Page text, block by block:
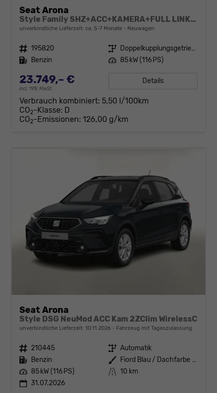
Seat Arona
Style Family SHZ+ACC+KAMERA+FULL LINK+KLIMA+LED+16" ALU
unverbindliche Lieferzeit: ca. 5-7 Monate Neuwagen
Fahrzeugnr. 195820 Getriebe
Doppelkupplungsgetriebe (DSG)
Kraftstoff Benzin Leistung 85 kW (116 PS)
23.749,– €
incl. 19% MwSt.
Details
Verbrauch kombiniert: 5,50 l/100km
CO2-Klasse: D
CO2-Emissionen: 126,00 g/km
Seat Arona
Style DSG NeuMod ACC Kam 2ZClim WirelessC
unverbindliche Lieferzeit: 10.11.2026 Fahrzeug mit Tageszulassung
Fahrzeugnr. 210445 Getriebe Automatik
Kraftstoff Benzin Außenfarbe
Fiord Blau / Dachfarbe schwarz
Leistung 85 kW (116 PS) Kilometerstand 10 km
31.07.2026